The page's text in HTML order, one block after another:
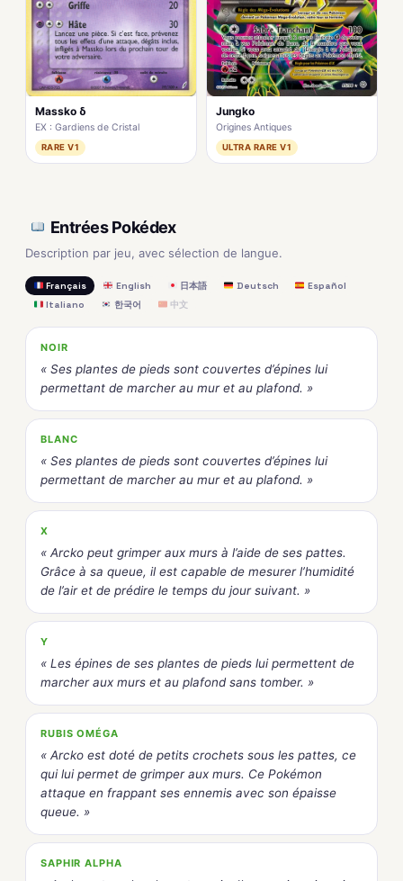
Massko δ
EX : Gardiens de Cristal
RARE V1
Jungko
Origines Antiques
ULTRA RARE V1
Entrées Pokédex
Description par jeu, avec sélection de langue.
Français English 日本語 Deutsch
Español
Italiano
한국어 中文
NOIR
« Ses plantes de pieds sont couvertes d’épines lui
permettant de marcher au mur et au plafond. »
BLANC
« Ses plantes de pieds sont couvertes d’épines lui
permettant de marcher au mur et au plafond. »
X
« Arcko peut grimper aux murs à l’aide de ses pattes.
Grâce à sa queue, il est capable de mesurer l’humidité
de l’air et de prédire le temps du jour suivant. »
Y
« Les épines de ses plantes de pieds lui permettent de
marcher aux murs et au plafond sans tomber. »
RUBIS OMÉGA
« Arcko est doté de petits crochets sous les pattes, ce
qui lui permet de grimper aux murs. Ce Pokémon
attaque en frappant ses ennemis avec son épaisse
queue. »
SAPHIR ALPHA